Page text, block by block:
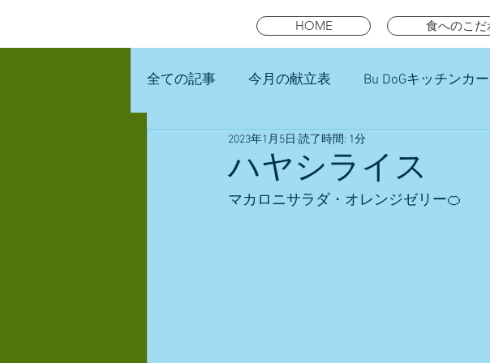
HOME 食へのこだ
全ての記事 今月の献立表 Bu DoGキッチンカー
未就園児スマイルキッズランチ
ハヤシライス
2023年1月5日 読了時間: 1分
マカロニサラダ・オレンジゼリー🍊